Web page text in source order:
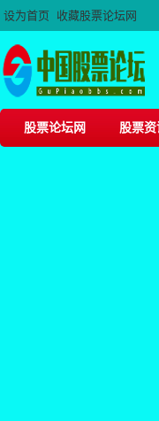
设为首页 收藏股票论坛网
股票论坛网 股票资